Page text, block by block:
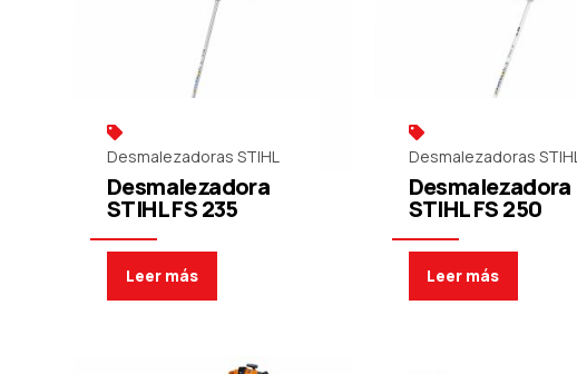
Desmalezadoras STIHL
Desmalezadora
STIHL FS 235
Leer más
Desmalezadoras STIHL
Desmalezadora
STIHL FS 250
Leer más